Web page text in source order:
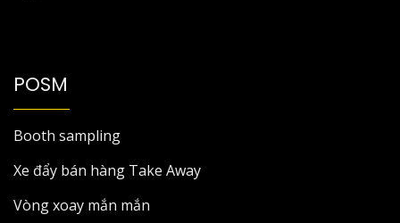
POSM
Booth sampling
Xe đẩy bán hàng Take Away
Vòng xoay mắn mắn